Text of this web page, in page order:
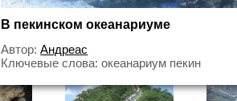
В пекинском океанариуме
Автор:Андреас
Ключевые слова: океанариум пекин